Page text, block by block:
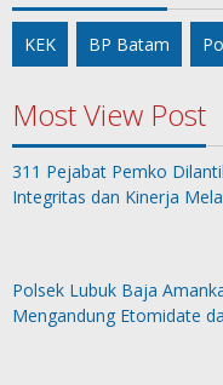
KEK BP Batam
Most View Post
311 Pejabat Pemko
Integritas dan Kinerja
Polsek Lubuk Baja
Mengandung Etomidate